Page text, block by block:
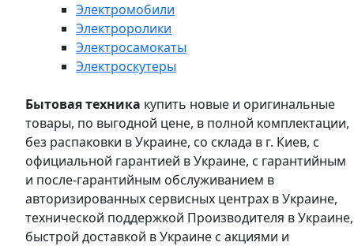
Электромобили
Электроролики
Электросамокаты
Электроскутеры
Бытовая техника купить новые и оригинальные
товары, по выгодной цене, в полной комплектации,
без распаковки в Украине, со склада в г. Киев, с
официальной гарантией в Украине, с гарантийным
и после-гарантийным обслуживанием в
авторизированных сервисных центрах в Украине,
технической поддержкой Производителя в Украине,
быстрой доставкой в Украине с акциями и